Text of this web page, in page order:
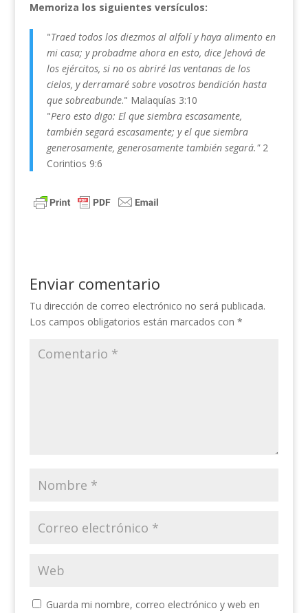
Memoriza los siguientes versículos:
"Traed todos los diezmos al alfolí y haya alimento en
mi casa; y probadme ahora en esto, dice Jehová de
los ejércitos, si no os abriré las ventanas de los
cielos, y derramaré sobre vosotros bendición hasta
que sobreabunde." Malaquías 3:10
"Pero esto digo: El que siembra escasamente,
también segará escasamente; y el que siembra
generosamente, generosamente también segará."2
Corintios 9:6
Enviar comentario
Tu dirección de correo electrónico no será publicada.
Los campos obligatorios están marcados con *
Guarda mi nombre, correo electrónico y web en